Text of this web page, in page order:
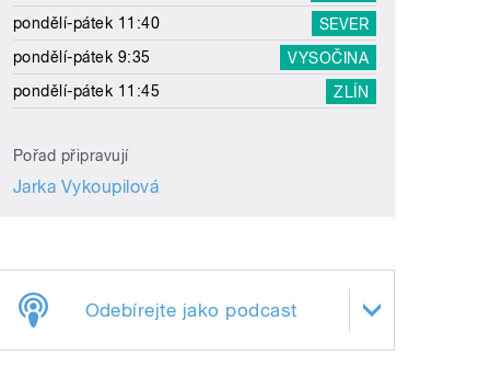
pondělí-pátek 11:40
SEVER
pondělí-pátek 9:35
VYSOČINA
pondělí-pátek 11:45
ZLÍN
Pořad připravují
Jarka Vykoupilová
Odebírejte jako podcast